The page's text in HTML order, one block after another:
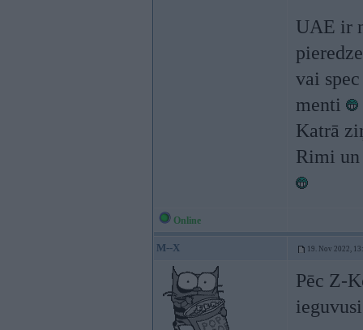
UAE ir
vai
menti
Katrā
Rimi un
Online
M--X 19. Nov 2022,
Pēc Z-